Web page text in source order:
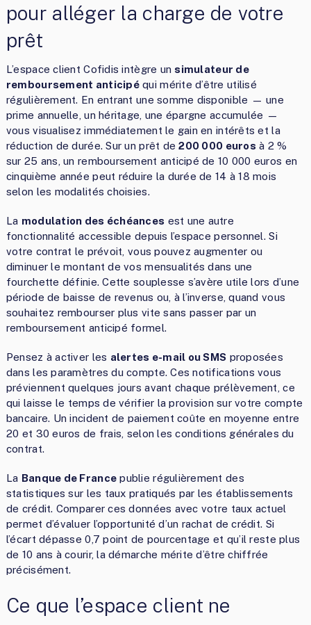
pour alléger la charge de votre
prêt
L’espace client Cofidis intègre un simulateur de
remboursement anticipéqui mérite d’être utilisé
régulièrement. En entrant une somme disponible — une
prime annuelle, un héritage, une épargne accumulée —
vous visualisez immédiatement le gain en intérêts et la
réduction de durée. Sur un prêt de200 000 euros à 2 %
sur 25 ans, un remboursement anticipé de 10 000 euros en
cinquième année peut réduire la durée de 14 à 18 mois
selon les modalités choisies.
La modulation des échéances est une autre
fonctionnalité accessible depuis l’espace personnel. Si
votre contrat le prévoit, vous pouvez augmenter ou
diminuer le montant de vos mensualités dans une
fourchette définie. Cette souplesse s’avère utile lors d’une
période de baisse de revenus ou, à l’inverse, quand vous
souhaitez rembourser plus vite sans passer par un
remboursement anticipé formel.
Pensez à activer les alertes e-mail ou SMS proposées
dans les paramètres du compte. Ces notifications vous
préviennent quelques jours avant chaque prélèvement, ce
qui laisse le temps de vérifier la provision sur votre compte
bancaire. Un incident de paiement coûte en moyenne entre
20 et 30 euros de frais, selon les conditions générales du
contrat.
La Banque de France publie régulièrement des
statistiques sur les taux pratiqués par les établissements
de crédit. Comparer ces données avec votre taux actuel
permet d’évaluer l’opportunité d’un rachat de crédit. Si
l’écart dépasse 0,7 point de pourcentage et qu’il reste plus
de 10 ans à courir, la démarche mérite d’être chiffrée
précisément.
Ce que l’espace client ne